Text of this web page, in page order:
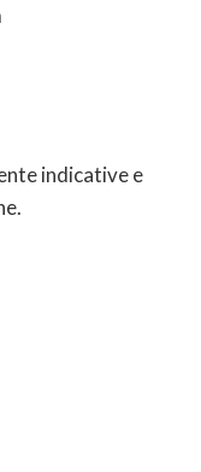
indicative e